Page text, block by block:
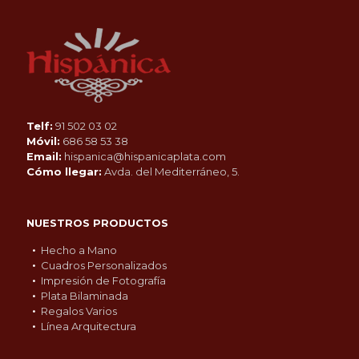
Telf: 91 502 03 02
Móvil: 686 58 53 38
Email: hispanica@hispanicaplata.com
Cómo llegar: Avda. del Mediterráneo, 5.
NUESTROS PRODUCTOS
Hecho a Mano
Cuadros Personalizados
Impresión de Fotografía
Plata Bilaminada
Regalos Varios
Línea Arquitectura